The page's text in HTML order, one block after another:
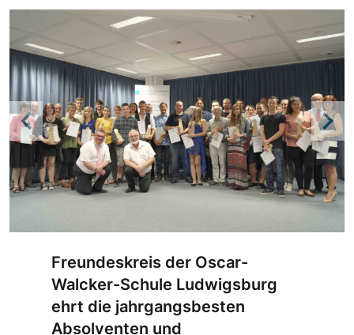
Previous
Freundeskreis der Oscar-
Walcker-Schule Ludwigsburg
ehrt die jahrgangsbesten
Absolventen und